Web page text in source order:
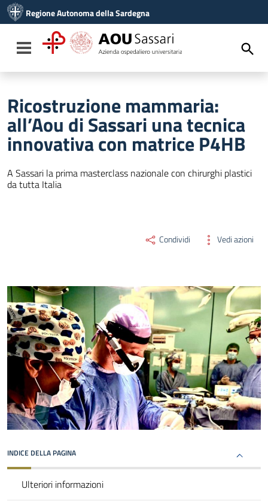
Vai al menu di navigazione
Vai al footer
Regione Autonoma della Sardegna
Toggle navigation
Ricostruzione mammaria:
all’Aou di Sassari una tecnica
innovativa con matrice P4HB
A Sassari la prima masterclass nazionale con chirurghi plastici
da tutta Italia
Condividi Vedi azioni
INDICE DELLA PAGINA
Ulteriori informazioni